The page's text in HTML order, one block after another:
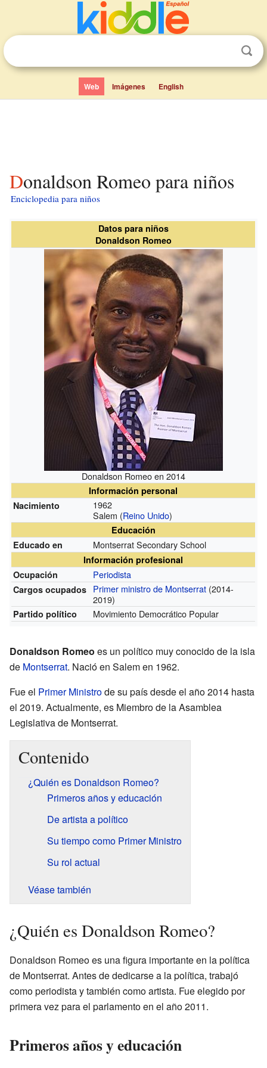
Web Imágenes English
Donaldson Romeo para niños
Enciclopedia para niños
Datos para niños
Donaldson Romeo
Donaldson Romeo en 2014
Información personal
Nacimiento
1962
Salem (Reino Unido)
Educación
Educado en
Montserrat Secondary School
Información profesional
Ocupación
Periodista
Cargos ocupados Primer ministro de Montserrat (2014-
2019)
Partido político Movimiento Democrático Popular
Donaldson Romeo es un político muy conocido de la isla
de Montserrat. Nació en Salem en 1962.
Fue el Primer Ministrode su país desde el año 2014 hasta
el 2019. Actualmente, es Miembro de la Asamblea
Legislativa de Montserrat.
Contenido
¿Quién es Donaldson Romeo?
Primeros años y educación
De artista a político
Su tiempo como Primer Ministro
Su rol actual
Véase también
¿Quién es Donaldson Romeo?
Donaldson Romeo es una figura importante en la política
de Montserrat. Antes de dedicarse a la política, trabajó
como periodista y también como artista. Fue elegido por
primera vez para el parlamento en el año 2011.
Primeros años y educación